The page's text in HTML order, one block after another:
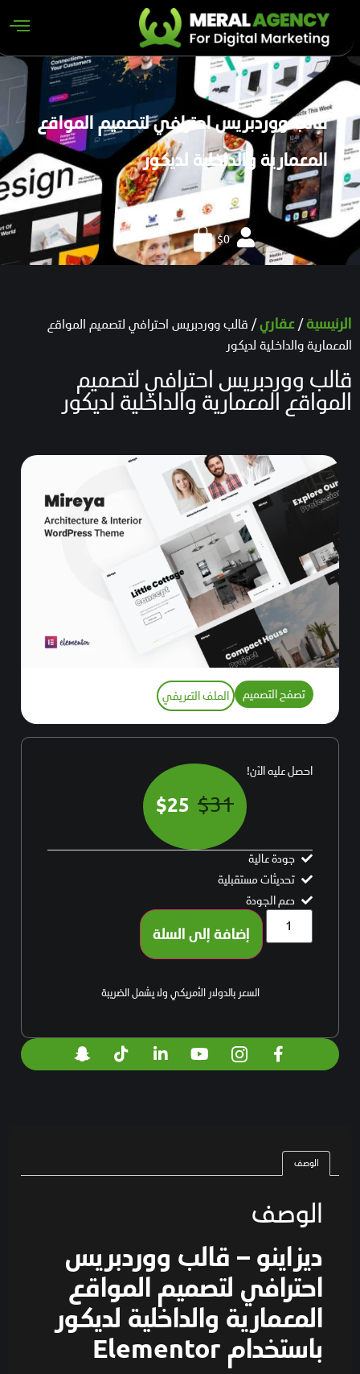
قالب ووردبريس احترافي لتصميم المواقع
المعمارية والداخلية لديكور
$0
الرئيسية/عقاري/ قالب ووردبريس احترافي لتصميم المواقع
المعمارية والداخلية لديكور
قالب ووردبريس احترافي لتصميم
المواقع المعمارية والداخلية لديكور
تصفح التصميم الملف التعريفي
احصل عليه الآن!
$31
$25
جودة عالية
تحديثات مستقبلية
دعم الجودة
إضافة إلى السلة
السعر بالدولار الأمريكي ولا يشمل الضريبة
الوصف
الوصف
ديزاينو – قالب ووردبريس
احترافي لتصميم المواقع
المعمارية والداخلية لديكور
باستخدام Elementor